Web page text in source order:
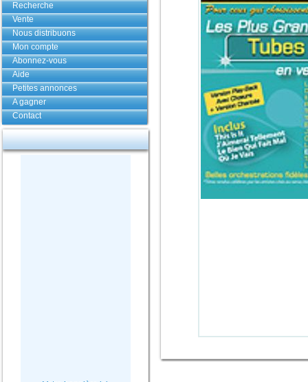
Recherche
Vente
Nous distribuons
Mon compte
Abonnez-vous
Aide
Petites annonces
A gagner
Contact